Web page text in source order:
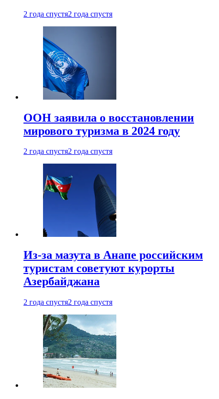
2 года спустя2 года спустя
ООН заявила о восстановлении
мирового туризма в 2024 году
2 года спустя2 года спустя
Из-за мазута в Анапе российским
туристам советуют курорты
Азербайджана
2 года спустя2 года спустя